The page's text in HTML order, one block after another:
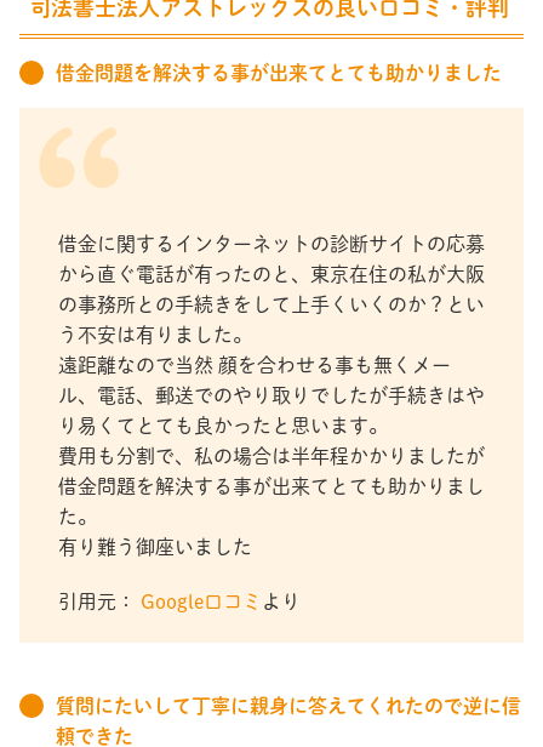
司法書士法人アストレックスの良い口コミ・評判
借金問題を解決する事が出来てとても助かりました
借金に関するインターネットの診断サイトの応募
から直ぐ電話が有ったのと、東京在住の私が大阪
の事務所との手続きをして上手くいくのか？とい
う不安は有りました。
遠距離なので当然 顔を合わせる事も無くメー
ル、電話、郵送でのやり取りでしたが手続きはや
り易くてとても良かったと思います。
費用も分割で、私の場合は半年程かかりましたが
借金問題を解決する事が出来てとても助かりまし
た。
有り難う御座いました
引用元： Google口コミ より
質問にたいして丁寧に親身に答えてくれたので逆に信
頼できた